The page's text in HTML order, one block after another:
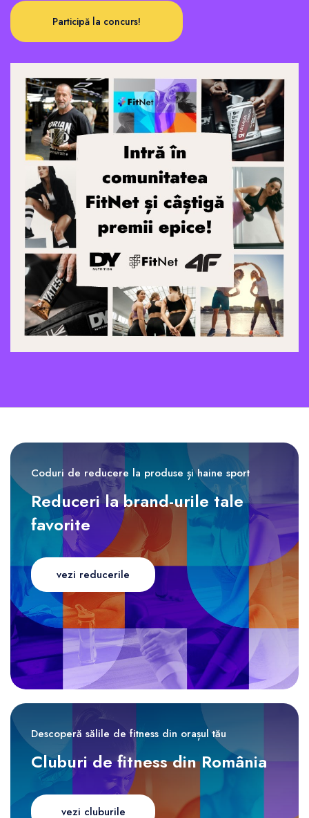
Participă la concurs!
Coduri de reducere la produse și haine sport
Reduceri la brand-urile tale
favorite
vezi reducerile
Descoperă sălile de fitness din orașul tău
Cluburi de fitness din România
vezi cluburile